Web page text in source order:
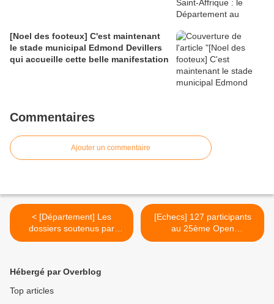
[Noel des footeux] C'est maintenant
le stade municipal Edmond Devillers
qui accueille cette belle manifestation
Commentaires
Ajouter un commentaire
< [Département] Les
dossiers soutenus par
Sébastien David et Emilie
[Echecs] 127 participants
au 25ème Open
International d'Echecs de
Hébergé par Overblog
Top articles